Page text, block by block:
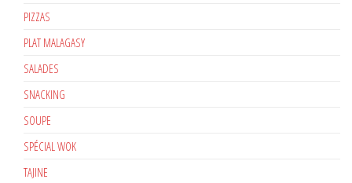
PIZZAS
PLAT MALAGASY
SALADES
SNACKING
SOUPE
SPÉCIAL WOK
TAJINE